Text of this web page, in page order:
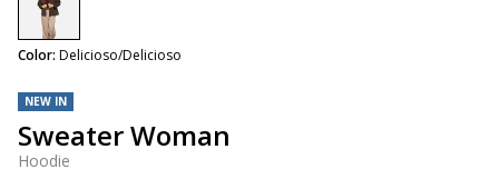
NEW IN
Sweater Woman
Hoodie
Color: Delicioso/Delicioso
selected